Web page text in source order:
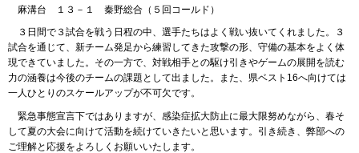
麻溝台 １３－１ 秦野総合（５回コールド）
３日間で３試合を戦う日程の中、選手たちはよく戦い抜いてくれました。３
試合を通じて、新チーム発足から練習してきた攻撃の形、守備の基本をよく体
現できていました。その一方で、対戦相手との駆け引きやゲームの展開を読む
力の涵養は今後のチームの課題として出ました。また、県ベスト16へ向けては
一人ひとりのスケールアップが不可欠です。
緊急事態宣言下ではありますが、感染症拡大防止に最大限努めながら、春そ
して夏の大会に向けて活動を続けていきたいと思います。引き続き、弊部への
ご理解と応援をよろしくお願いいたします。